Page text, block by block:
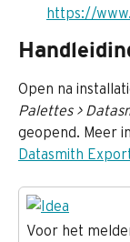
https://
Open na
Palettes >
geopend. Meer
Datasmith
Voor het